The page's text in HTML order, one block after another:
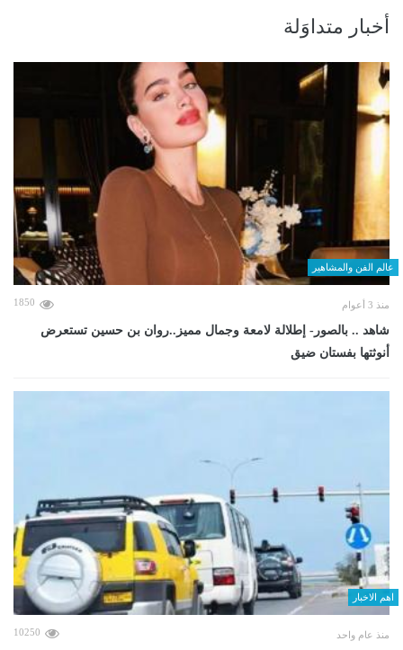
أخبار متداوَلة
عالم الفن والمشاهير
منذ 3 أعوام 1850
شاهد .. بالصور- إطلالة لامعة وجمال مميز..روان بن حسين تستعرض
أنوثتها بفستان ضيق
اهم الاخبار
منذ عام واحد 10250